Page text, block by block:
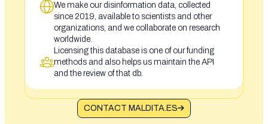
We make our disinformation data, collected
since 2019, available to scientists and other
organizations, and we collaborate on research
worldwide.
Licensing this database is one of our funding
methods and also helps us maintain the API
and the review of that db.
CONTACT MALDITA.ES